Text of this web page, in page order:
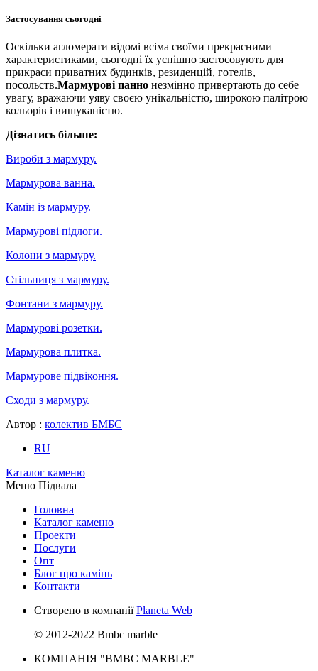
Застосування сьогодні
Оскільки агломерати відомі всіма своїми прекрасними
характеристиками, сьогодні їх успішно застосовують для
прикраси приватних будинків, резиденцій, готелів,
посольств.Мармурові панно незмінно привертають до себе
увагу, вражаючи уяву своєю унікальністю, широкою палітрою
кольорів і вишуканістю.
Дізнатись більше:
Вироби з мармуру.
Мармурова ванна.
Камін із мармуру.
Мармурові підлоги.
Колони з мармуру.
Стільниця з мармуру.
Фонтани з мармуру.
Мармурові розетки.
Мармурова плитка.
Мармурове підвіконня.
Сходи з мармуру.
Автор : колектив БМБС
RU
Каталог каменю
Меню Підвала
Головна
Каталог каменю
Проекти
Послуги
Опт
Блог про камінь
Контакти
Створено в компаніїPlaneta Web
© 2012-2022 Bmbc marble
КОМПАНІЯ "BMBC MARBLE"